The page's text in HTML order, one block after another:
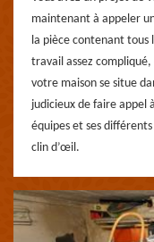
maintenant à appeler
la pièce contenant tous
travail assez compliqué,
votre maison se situe
judicieux de faire appel
équipes et ses
clin d’œil.